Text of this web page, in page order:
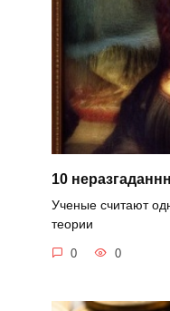
10
Ученые считают
теории
0 0